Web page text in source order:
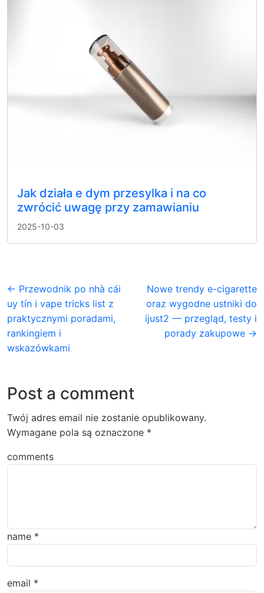
Jak działa e dym przesylka i na co
zwrócić uwagę przy zamawianiu
2025-10-03
← Przewodnik po nhà cái
uy tín i vape tricks list z
praktycznymi poradami,
rankingiem i
wskazówkami
Nowe trendy e-cigarette
oraz wygodne ustniki do
ijust2 — przegląd, testy i
porady zakupowe →
Post a comment
Twój adres email nie zostanie opublikowany.
Wymagane pola są oznaczone *
comments
name *
email *